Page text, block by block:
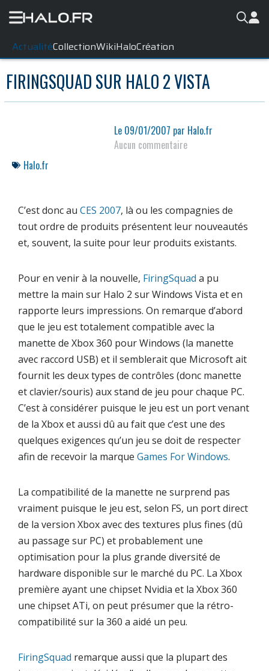
ActualitéCollectionWikiHaloCréation
FIRINGSQUAD SUR HALO 2 VISTA
Le 09/01/2007 par Halo.fr
Aucun commentaire
Halo.fr
C’est donc au CES 2007, là ou les compagnies de
tout ordre de produits présentent leur nouveautés
et, souvent, la suite pour leur produits existants.
Pour en venir à la nouvelle, FiringSquad a pu
mettre la main sur Halo 2 sur Windows Vista et en
rapporte leurs impressions. On remarque d’abord
que le jeu est totalement compatible avec la
manette de Xbox 360 pour Windows (la manette
avec raccord USB) et il semblerait que Microsoft ait
fournit les deux types de contrôles (donc manette
et clavier/souris) aux stand de jeu pour chaque PC.
C’est à considérer puisque le jeu est un port venant
de la Xbox et aussi dû au fait que c’est une des
quelques exigences qu’un jeu se doit de respecter
afin de recevoir la marque Games For Windows.
La compatibilité de la manette ne surprend pas
vraiment puisque le jeu est, selon FS, un port direct
de la version Xbox avec des textures plus fines (dû
au passage sur PC) et probablement une
optimisation pour la plus grande diversité de
hardware disponible sur le marché du PC. La Xbox
première ayant une chipset Nvidia et la Xbox 360
une chipset ATi, on peut présumer que la rétro-
compatibilité sur la 360 a aidé un peu.
FiringSquad remarque aussi que la plupart des